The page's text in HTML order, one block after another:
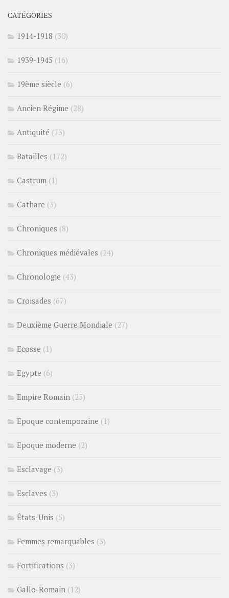
CATÉGORIES
1914-1918 (30)
1939-1945 (16)
19ème siècle (6)
Ancien Régime (28)
Antiquité (73)
Batailles (172)
Castrum (1)
Cathare (3)
Chroniques (8)
Chroniques médiévales (24)
Chronologie (43)
Croisades (67)
Deuxième Guerre Mondiale (27)
Ecosse (1)
Egypte (6)
Empire Romain (25)
Epoque contemporaine (1)
Epoque moderne (2)
Esclavage (3)
Esclaves (3)
États-Unis (5)
Femmes remarquables (3)
Fortifications (3)
Gallo-Romain (12)